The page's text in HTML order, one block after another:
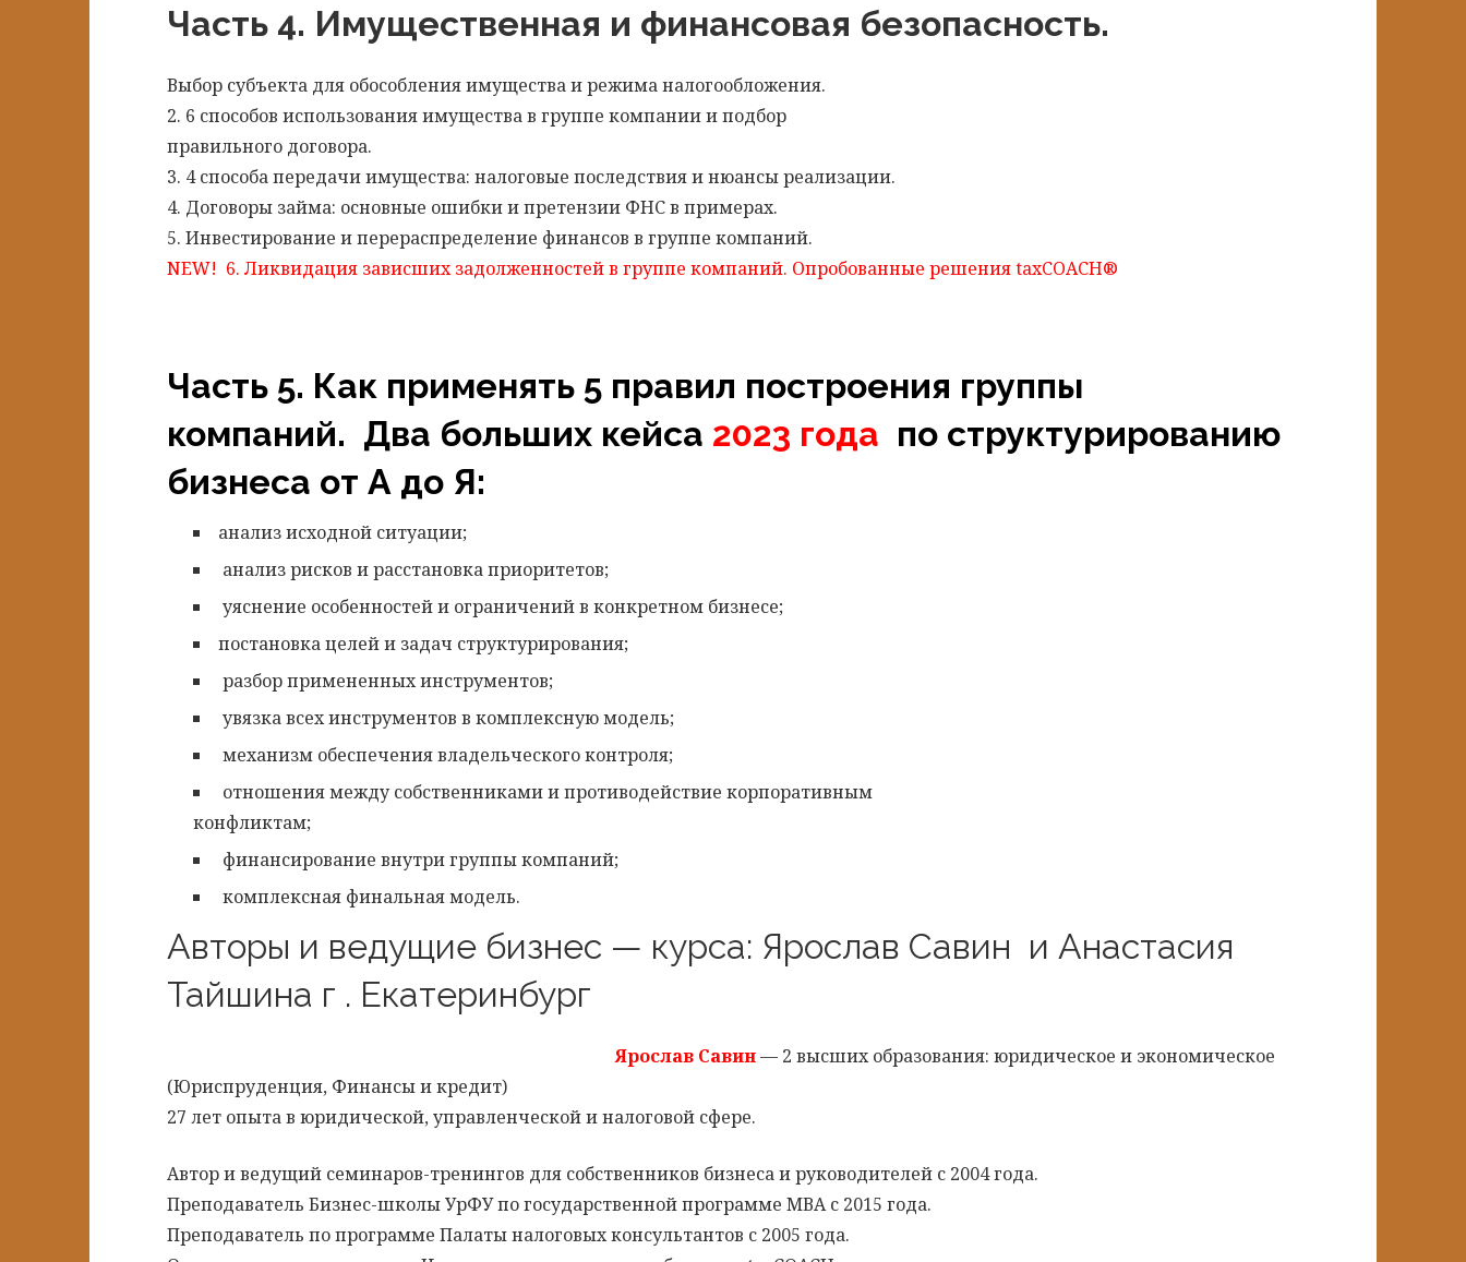
Часть 4. Имущественная и финансовая безопасность.
Выбор субъекта для обособления имущества и режима налогообложения.
2. 6 способов использования имущества в группе компании и подбор
правильного договора.
3. 4 способа передачи имущества: налоговые последствия и нюансы реализации.
4. Договоры займа: основные ошибки и претензии ФНС в примерах.
5. Инвестирование и перераспределение финансов в группе компаний.
NEW! 6. Ликвидация зависших задолженностей в группе компаний. Опробованные решения taxCOACH®
Часть 5. Как применять 5 правил построения группы
компаний. Два больших кейса 2023 года по структурированию
бизнеса от А до Я:
анализ исходной ситуации;
анализ рисков и расстановка приоритетов;
уяснение особенностей и ограничений в конкретном бизнесе;
постановка целей и задач структурирования;
разбор примененных инструментов;
увязка всех инструментов в комплексную модель;
механизм обеспечения владельческого контроля;
отношения между собственниками и противодействие корпоративным
конфликтам;
финансирование внутри группы компаний;
комплексная финальная модель.
Авторы и ведущие бизнес — курса: Ярослав Савин и Анастасия
Тайшина г . Екатеринбург
Ярослав Савин— 2 высших образования: юридическое и экономическое
(Юриспруденция, Финансы и кредит)
27 лет опыта в юридической, управленческой и налоговой сфере.
Автор и ведущий семинаров-тренингов для собственников бизнеса и руководителей с 2004 года.
Преподаватель Бизнес-школы УрФУ по государственной программе МВА с 2015 года.
Преподаватель по программе Палаты налоговых консультантов с 2005 года.